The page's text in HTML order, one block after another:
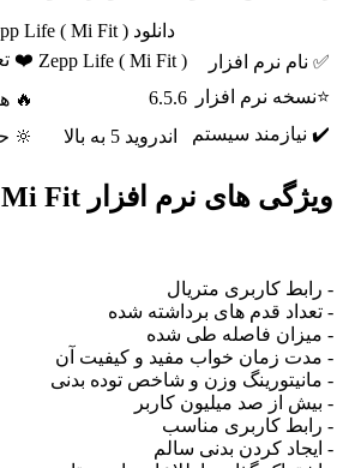
دانلود Zepp Life ( Mi Fit )
✅ نام نرم افزار
Zepp Life ( Mi Fit )
❤️
⭐نسخه نرم افزار
6.5.6
🔥
✔️ نیازمند سیستم
اندروید 5 به بالا 🔆
ویژگی های نرم افزار Mi Fit
- رابط کاربری متریال
- تعداد قدم های برداشته شده
- میزان فاصله طی شده
- مدت زمان خواب مفید و کیفیت آن
- مانیتورینگ وزن و شاخص توده بدنی
- بیش از صد میلیون کاربر
- رابط کاربری مناسب
- ایجاد کردن بدنی سالم